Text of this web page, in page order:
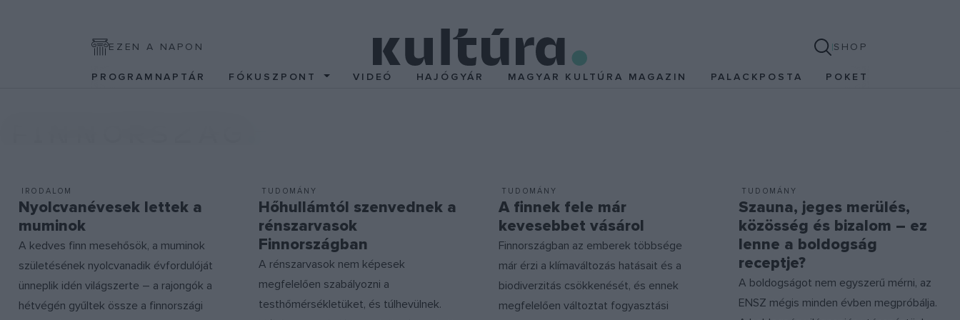
EZEN A NAPON SHOP
PROGRAMNAPTÁR FÓKUSZPONT VIDEÓ HAJÓGYÁR MAGYAR KULTÚRA MAGAZIN PALACKPOSTA POKET
IRODALOM
Nyolcvanévesek lettek a
muminok
A kedves finn mesehősök, a muminok
születésének nyolcvanadik évfordulóját
ünneplik idén világszerte – a rajongók a
hétvégén gyűltek össze a finnországi
TUDOMÁNY
Hőhullámtól szenvednek a
rénszarvasok
Finnországban
A rénszarvasok nem képesek
megfelelően szabályozni a
testhőmérsékletüket, és túlhevülnek.
TUDOMÁNY
A finnek fele már
kevesebbet vásárol
Finnországban az emberek többsége
már érzi a klímaváltozás hatásait és a
biodiverzitás csökkenését, és ennek
megfelelően változtat fogyasztási
TUDOMÁNY
Szauna, jeges merülés,
közösség és bizalom – ez
lenne a boldogság
receptje?
A boldogságot nem egyszerű mérni, az
ENSZ mégis minden évben megpróbálja.